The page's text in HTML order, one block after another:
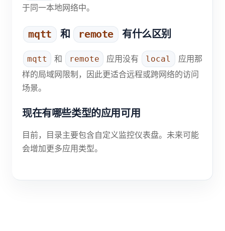
于同一本地网络中。
mqtt 和 remote 有什么区别
mqtt 和 remote 应用没有 local
应用那
样的局域网限制，因此更适合远程或跨网络的访问
场景。
现在有哪些类型的应用可用
目前，目录主要包含自定义监控仪表盘。未来可能
会增加更多应用类型。